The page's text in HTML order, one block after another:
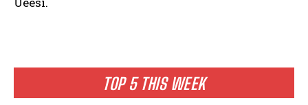
TOP 5 THIS WEEK